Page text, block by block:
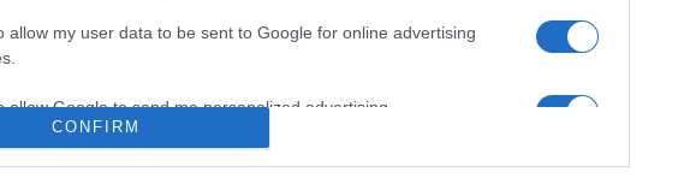
allow my user data to be sent to Google for online advertising
allow Google to send me personalized advertising.
allow Google to enable storage related to analytics like cookies on
CONFIRM
Facebook